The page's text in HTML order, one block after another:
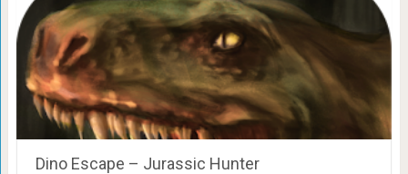
Dino Escape – Jurassic Hunter